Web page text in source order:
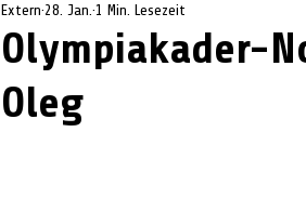
Olympiakader-
Oleg
Extern 28. Jan. 1 Min. Lesezeit